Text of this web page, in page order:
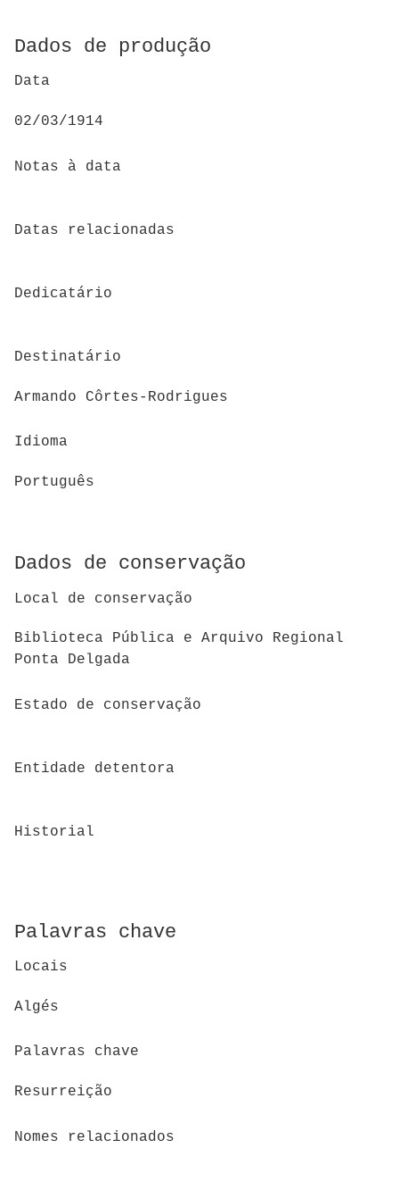
Dados de produção
Data
02/03/1914
Notas à data
Datas relacionadas
Dedicatário
Destinatário
Armando Côrtes-Rodrigues
Idioma
Português
Dados de conservação
Local de conservação
Biblioteca Pública e Arquivo Regional
Ponta Delgada
Estado de conservação
Entidade detentora
Historial
Palavras chave
Locais
Algés
Palavras chave
Resurreição
Nomes relacionados